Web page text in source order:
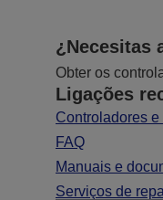
¿Necesitas
Obter os
Ligações
Controladores e
FAQ
Manuais e
Serviços de